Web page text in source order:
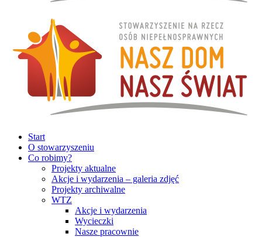
Start
O stowarzyszeniu
Co robimy?
Projekty aktualne
Akcje i wydarzenia – galeria zdjęć
Projekty archiwalne
WTZ
Akcje i wydarzenia
Wycieczki
Nasze pracownie